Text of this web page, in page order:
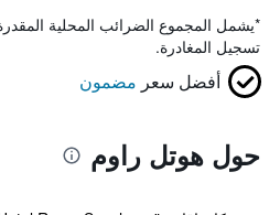
*يشمل المجموع الضرائب المحلية
تسجيل المغادرة.
أفضل سعر مضمون
حول هوتل راوم